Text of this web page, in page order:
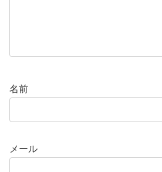
名前
メール